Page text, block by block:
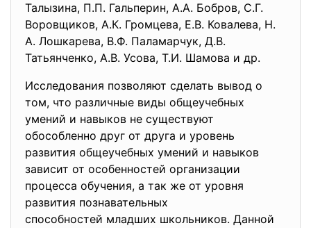
Талызина, П.П. Гальперин, А.А. Бобров, С.Г.
Воровщиков, А.К. Громцева, Е.В. Ковалева, Н.
А. Лошкарева, В.Ф. Паламарчук, Д.В.
Татьянченко, А.В. Усова, Т.И. Шамова и др.
Исследования позволяют сделать вывод о
том, что различные виды общеучебных
умений и навыков не существуют
обособленно друг от друга и уровень
развития общеучебных умений и навыков
зависит от особенностей организации
процесса обучения, а так же от уровня
развития познавательных
способностей младших школьников. Данной